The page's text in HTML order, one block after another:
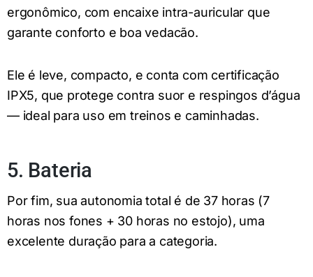
ergonômico, com encaixe intra-auricular que
garante conforto e boa vedacão.
Ele é leve, compacto, e conta com certificação
IPX5, que protege contra suor e respingos d’água
— ideal para uso em treinos e caminhadas.
5. Bateria
Por fim, sua autonomia total é de 37 horas (7
horas nos fones + 30 horas no estojo), uma
excelente duração para a categoria.